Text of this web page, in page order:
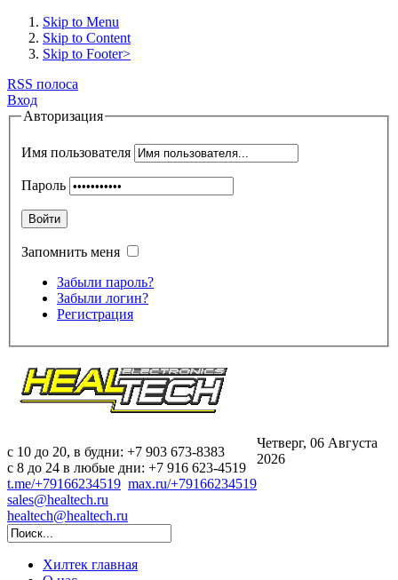
Skip to Menu
Skip to Content
Skip to Footer>
RSS полоса
Вход
Авторизация
Имя пользователя
Пароль
Войти
Запомнить меня
Забыли пароль?
Забыли логин?
Регистрация
c 10 до 20, в будни: +7 903 673-8383
с 8 до 24 в любые дни: +7 916 623-4519
t.me/+79166234519 max.ru/+79166234519
sales@healtech.ru
healtech@healtech.ru
Четверг, 06 Августа
2026
Хилтек главная